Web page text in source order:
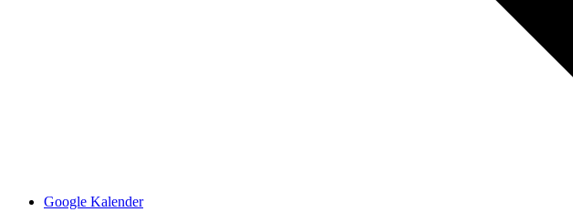
Google Kalender